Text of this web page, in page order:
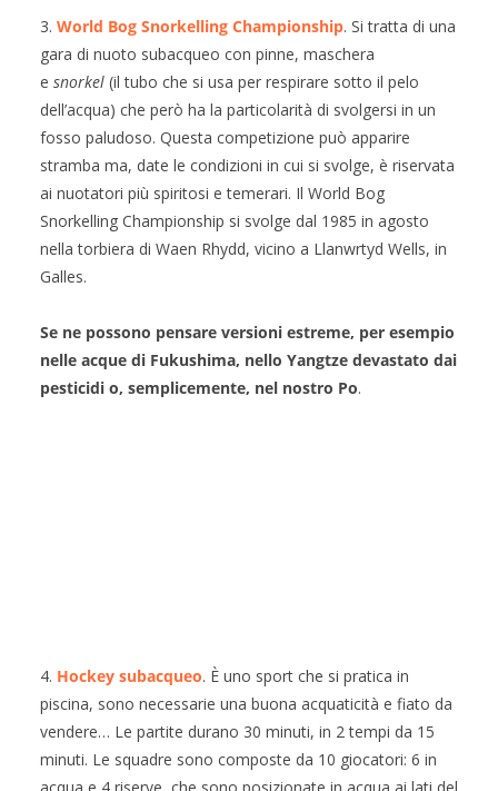
3. World Bog Snorkelling Championship. Si tratta di una
gara di nuoto subacqueo con pinne, maschera
e snorkel (il tubo che si usa per respirare sotto il pelo
dell’acqua) che però ha la particolarità di svolgersi in un
fosso paludoso. Questa competizione può apparire
stramba ma, date le condizioni in cui si svolge, è riservata
ai nuotatori più spiritosi e temerari. Il World Bog
Snorkelling Championship si svolge dal 1985 in agosto
nella torbiera di Waen Rhydd, vicino a Llanwrtyd Wells, in
Galles.
Se ne possono pensare versioni estreme, per esempio
nelle acque di Fukushima, nello Yangtze devastato dai
pesticidi o, semplicemente, nel nostro Po.
4. Hockey subacqueo. È uno sport che si pratica in
piscina, sono necessarie una buona acquaticità e fiato da
vendere… Le partite durano 30 minuti, in 2 tempi da 15
minuti. Le squadre sono composte da 10 giocatori: 6 in